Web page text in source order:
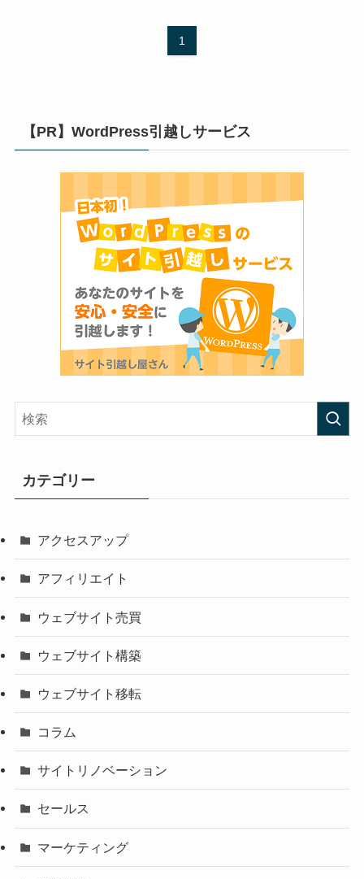
1
【PR】WordPress引越しサービス
カテゴリー
アクセスアップ
アフィリエイト
ウェブサイト売買
ウェブサイト構築
ウェブサイト移転
コラム
サイトリノベーション
セールス
マーケティング